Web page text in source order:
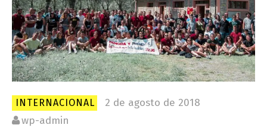
INTERNACIONAL
2 de agosto de 2018
wp-admin